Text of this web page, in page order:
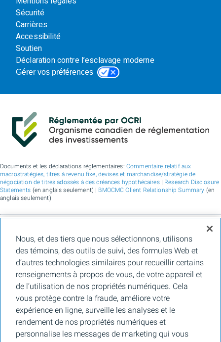
Sécurité
Carrières
Accessibilité
Soutien
Déclaration contre l’esclavage moderne
Gérer vos préférences
Documents et les déclarations réglementaires: Commentaire relatif aux
macrostratégies, titres à revenu fixe, devises et marchandise/stratégie de
négociation de titres adossés à des créances hypothécaires| Research Disclosure
Statements (en anglais seulement) | BMOCMC Client Relationship Summary (en
anglais seulement)
financier pour les services de vente en gros de la Banque de Montréal, de BMO
Bank N.A. (membre de la FDIC), de Bank of Montreal Europe Plc et de Bank of
Montreal (China) Co. Ltd., pour les services de courtage auprès des clients
institutionnels de BMO Capital Markets Corp. (membre de laFINRAet de laSIPC
et les services de courtage d'agence de Clearpool Execution Services, LLC
(membre laFINRAet de la SIPC) aux États-Unis, ainsi que pour les services de
courtage auprès des clients institutionnels de BMO Nesbitt Burns Inc. (membre de
l’Organisme canadien de réglementation des investissements, et membre du
Fonds canadien de protection des épargnants) au Canada et en Asie, de Bank of
Montreal Europe Plc (autorisée et réglementée par la Central Bank of Ireland) en
Europe et de BMO Capital Markets Limited (autorisée et réglementée par la
Financial Conduct Authority) au Royaume-Uni et en Australie, ainsi que pour les
services-conseils en matière d’établissement de crédits carbone, de durabilité et
Nous, et des tiers que nous sélectionnons, utilisons
des témoins, des outils de suivi, des formules Web et
d’autres technologies similaires pour recueillir certains
renseignements à propos de vous, de votre appareil et
de l’utilisation de nos propriétés numériques. Cela
vous protège contre la fraude, améliore votre
expérience en ligne, surveille les analyses et le
rendement de nos propriétés numériques et
personnalise les messages de marketing qui vous